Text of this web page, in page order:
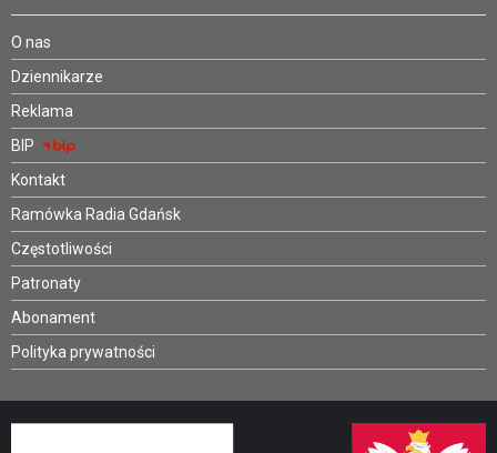
O nas
Dziennikarze
Reklama
BIP
Kontakt
Ramówka Radia Gdańsk
Częstotliwości
Patronaty
Abonament
Polityka prywatności